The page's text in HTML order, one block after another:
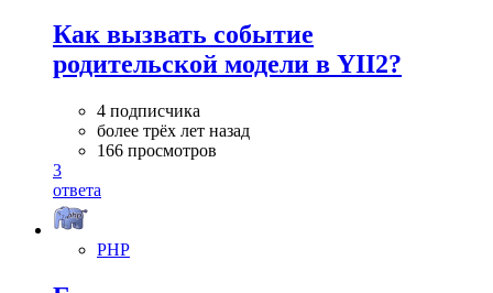
Как вызвать событие
родительской модели в YII2?
4 подписчика
более трёх лет назад
166 просмотров
3
ответа
PHP